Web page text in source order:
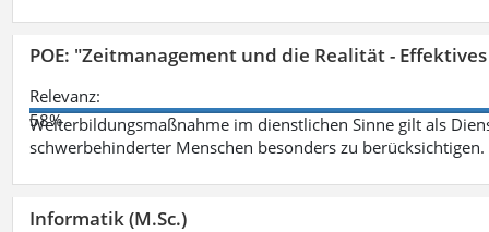
POE: "Zeitmanagement und die Realität -
Relevanz:
58%
Weiterbildungsmaßnahme im dienstlichen Sinne gilt als
schwerbehinderter Menschen besonders zu berücksichtigen.
Informatik (M.Sc.)